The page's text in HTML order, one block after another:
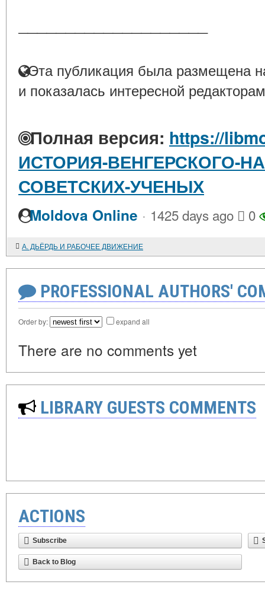
Эта публикация была размещена
и показалась интересной
Полная версия: https://
ИСТОРИЯ-ВЕНГЕРСКОГО-
СОВЕТСКИХ-УЧЕНЫХ
Moldova Online · 1425 days ago 0
А. ДЬЁРДЬ И РАБОЧЕЕ ДВИЖЕНИЕ
PROFESSIONAL AUTHORS'
Order by: expand all
There are no comments yet
LIBRARY GUESTS COMMENTS
ACTIONS
Subscribe
Back to Blog